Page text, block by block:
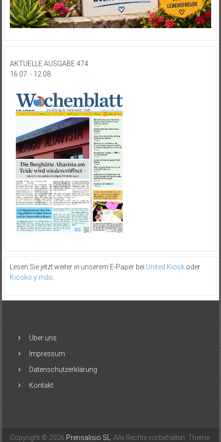
AKTUELLE AUSGABE 474
16.07. - 12.08.
Lesen Sie jetzt weiter in unserem E-Paper bei United Kioskoder
Kiosko y más
Über uns
Impressum
Datenschutzerklärung
Kontakt
Copyright © 2026 Prensalisio SL . Alle Rechte vorbehalten. Theme: